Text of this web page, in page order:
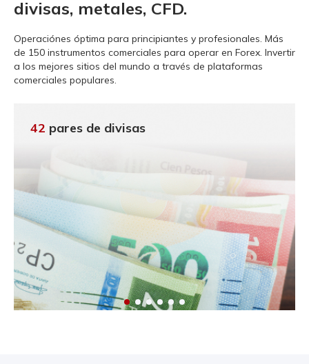
divisas, metales, CFD.
Operaciónes óptima para principiantes y profesionales. Más
de 150 instrumentos comerciales para operar en Forex. Invertir
a los mejores sitios del mundo a través de plataformas
comerciales populares.
42 pares de divisas